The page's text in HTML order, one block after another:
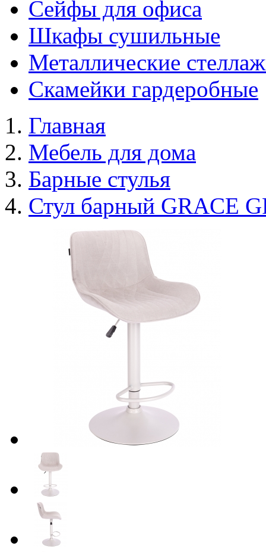
Сейфы для офиса
Шкафы сушильные
Металлические
Скамейки гардеробные
Главная
Мебель для дома
Барные стулья
Стул барный GRACE